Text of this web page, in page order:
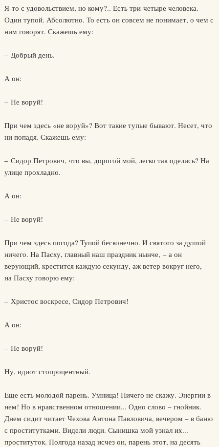
Я-то с удовольствием, но кому?.. Есть три-четыре человека.
Один тупой. Абсолютно. То есть он совсем не понимает, о чем с
ним говорят. Скажешь ему:
– Добрый день.
А он:
– Не воруй!
При чем здесь «не воруй»? Вот такие тупые бывают. Несет, что
ни попадя. Скажешь ему:
– Сидор Петрович, что вы, дорогой мой, легко так оделись? На
улице прохладно.
А он:
– Не воруй!
При чем здесь погода? Тупой бесконечно. И святого за душой
ничего. На Пасху, главный наш праздник нынче, – а он
верующий, крестится каждую секунду, аж ветер вокруг него, –
на Пасху говорю ему:
– Христос воскресе, Сидор Петрович!
А он:
– Не воруй!
Ну, идиот стопроцентный.
Еще есть молодой парень. Умница! Ничего не скажу. Энергии в
нем! Но в нравственном отношении... Одно слово – гнойник.
Днем сидит читает Чехова Антона Павловича, вечером – в баню
с проститутками. Видели люди. Сынишка мой узнал их...
проституток. Полгода назад исчез он, парень этот, на десять